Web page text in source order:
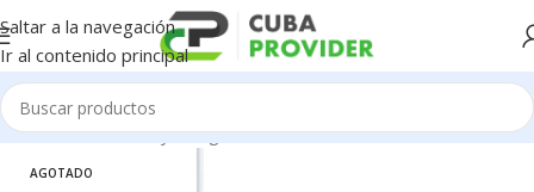
Saltar a la navegación
Ir al contenido principal
Inicio/Accesorios y Gadgets/Audifonos
AGOTADO